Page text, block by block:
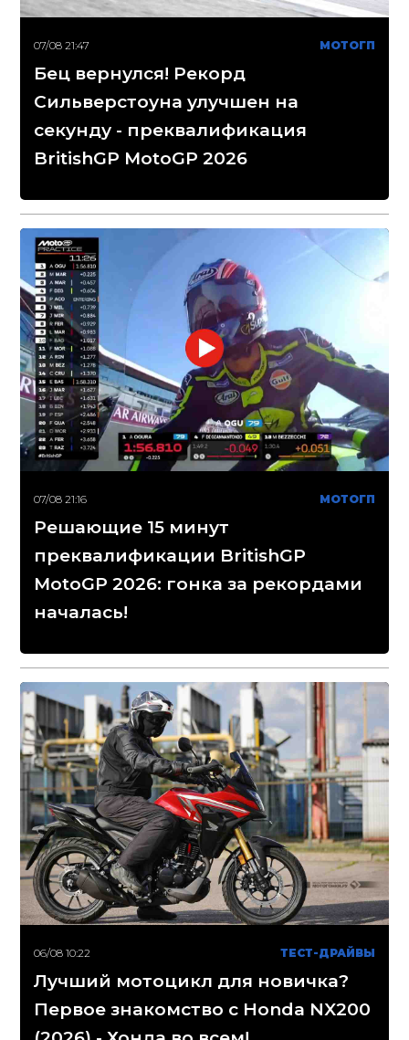
07/08 21:47 МОТОГП
Бец вернулся! Рекорд
Сильверстоуна улучшен на
секунду - преквалификация
BritishGP MotoGP 2026
07/08 21:16 МОТОГП
Решающие 15 минут
преквалификации BritishGP
MotoGP 2026: гонка за рекордами
началась!
06/08 10:22 ТЕСТ-ДРАЙВЫ
Лучший мотоцикл для новичка?
Первое знакомство с Honda NX200